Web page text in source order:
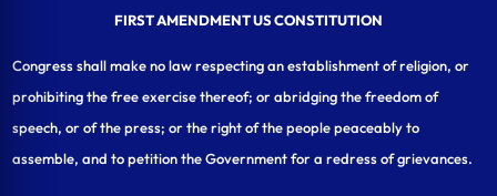
FIRST AMENDMENT US CONSTITUTION
Congress shall make no law respecting an establishment of religion, or
prohibiting the free exercise thereof; or abridging the freedom of
speech, or of the press; or the right of the people peaceably to
assemble, and to petition the Government for a redress of grievances.